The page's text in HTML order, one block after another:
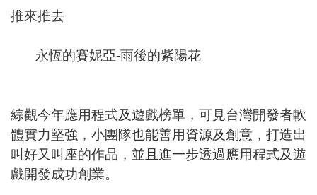
推來推去
永恆的賽妮亞-雨後的紫陽花
綜觀今年應用程式及遊戲榜單，可見台灣開發者軟
體實力堅強，小團隊也能善用資源及創意，打造出
叫好又叫座的作品，並且進一步透過應用程式及遊
戲開發成功創業。